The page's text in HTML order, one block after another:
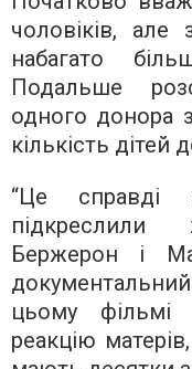
чоловіків,
набагато
Подальше
одного донора
кількість дітей
“Це справді
підкреслили
Бержерон і
цьому фільмі
реакцію